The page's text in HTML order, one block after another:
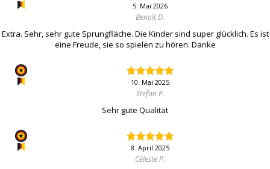
5. Mai 2026
Benoît D.
Extra. Sehr, sehr gute Sprungfläche. Die Kinder sind super glücklich. Es ist
eine Freude, sie so spielen zu hören. Danke
10. Mai 2025
Stefan P.
Sehr gute Qualität
8. April 2025
Céleste P.